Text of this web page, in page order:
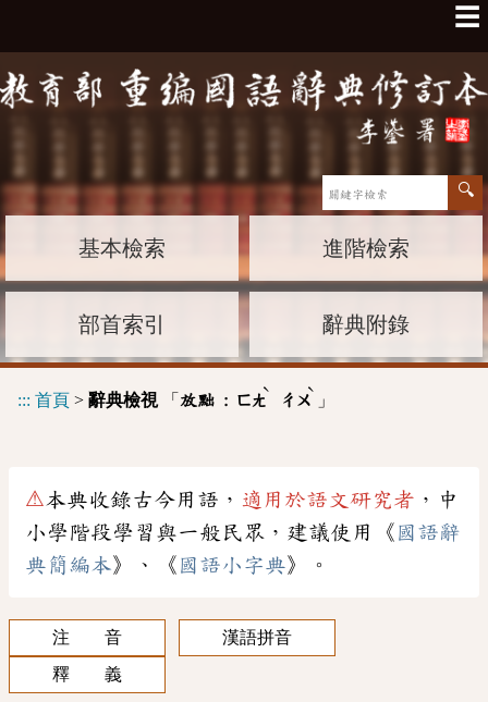
☰
基本檢索 進階檢索
部首索引 辭典附錄
::: 首頁 > 辭典檢視「 放黜 : ㄈㄤ
ˋ
ㄔㄨ
ˋ
」
⚠本典收錄古今用語， 適用於語文研究者 ，中
小學階段學習與一般民眾，建議使用《 國語辭
典簡編本》、《 國語小字典》。
注 音
漢語拼音
釋 義